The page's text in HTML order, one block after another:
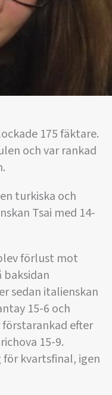
175 fäktare.
och var rankad
turkiska och
Tsai med 14-
förlust mot
baksidan
sedan italienskan
15-6 och
förstarankad efter
15-9.
för kvartsfinal, igen